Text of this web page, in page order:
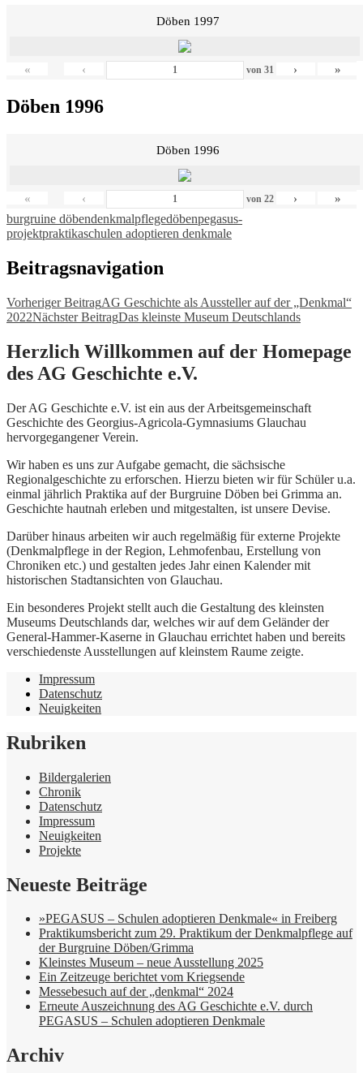
Döben 1997
« ‹ von 31 › »
Döben 1996
Döben 1996
« ‹ von 22 › »
burgruine döbendenkmalpflegedöbenpegasus-
projektpraktikaschulen adoptieren denkmale
Beitragsnavigation
Vorheriger BeitragAG Geschichte als Aussteller auf der „Denkmal“
2022Nächster BeitragDas kleinste Museum Deutschlands
Herzlich Willkommen auf der Homepage
des AG Geschichte e.V.
Der AG Geschichte e.V. ist ein aus der Arbeitsgemeinschaft
Geschichte des Georgius-Agricola-Gymnasiums Glauchau
hervorgegangener Verein.
Wir haben es uns zur Aufgabe gemacht, die sächsische
Regionalgeschichte zu erforschen. Hierzu bieten wir für Schüler u.a.
einmal jährlich Praktika auf der Burgruine Döben bei Grimma an.
Geschichte hautnah erleben und mitgestalten, ist unsere Devise.
Darüber hinaus arbeiten wir auch regelmäßig für externe Projekte
(Denkmalpflege in der Region, Lehmofenbau, Erstellung von
Chroniken etc.) und gestalten jedes Jahr einen Kalender mit
historischen Stadtansichten von Glauchau.
Ein besonderes Projekt stellt auch die Gestaltung des kleinsten
Museums Deutschlands dar, welches wir auf dem Geländer der
General-Hammer-Kaserne in Glauchau errichtet haben und bereits
verschiedenste Ausstellungen auf kleinstem Raume zeigte.
Impressum
Datenschutz
Neuigkeiten
Rubriken
Bildergalerien
Chronik
Datenschutz
Impressum
Neuigkeiten
Projekte
Neueste Beiträge
»PEGASUS – Schulen adoptieren Denkmale« in Freiberg
Praktikumsbericht zum 29. Praktikum der Denkmalpflege auf
der Burgruine Döben/Grimma
Kleinstes Museum – neue Ausstellung 2025
Ein Zeitzeuge berichtet vom Kriegsende
Messebesuch auf der „denkmal“ 2024
Erneute Auszeichnung des AG Geschichte e.V. durch
PEGASUS – Schulen adoptieren Denkmale
Archiv